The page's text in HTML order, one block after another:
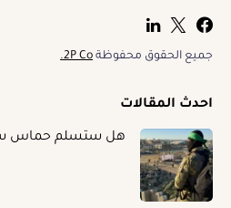
جميع الحقوق محفوظة 2P Co.
احدث المقالات
هل ستسلم حماس